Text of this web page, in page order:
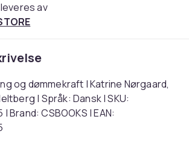
av
og dømmekraft | Katrine Nørgaard,
| Språk: Dansk | SKU:
Brand: CSBOOKS | EAN: